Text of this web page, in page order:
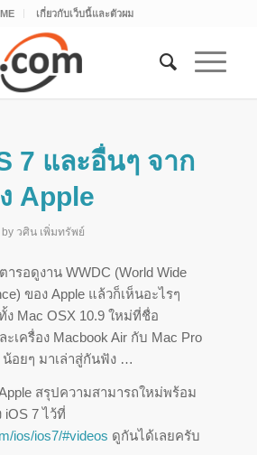
เกี่ยวกับเว็บนี้และตัวผม
7 และอื่นๆ จาก
Apple
by วศิน เพิ่มทรัพย์
รอดูงาน WWDC (World Wide
ของ Apple แล้วก็เห็นอะไรๆ
Mac OSX 10.9 ใหม่ที่ชื่อ
ะเครื่อง Macbook Air กับ Mac Pro
น้อยๆ มาเล่าสู่กันฟัง …
สรุปความสามารถใหม่พร้อม
iOS 7 ไว้ที่
ios/ios7/#videos ดูกันได้เลยครับ